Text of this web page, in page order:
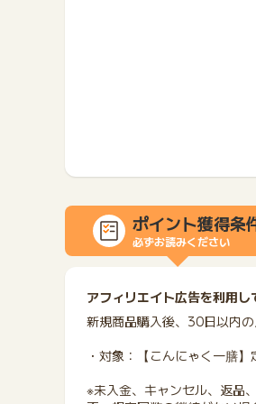
ポイント獲得条
必ずお読みください
アフィリエイト広告を利用し
新規商品購入後、30日以内
・対象：【こんにゃく一膳】
※未入金、キャンセル、返品